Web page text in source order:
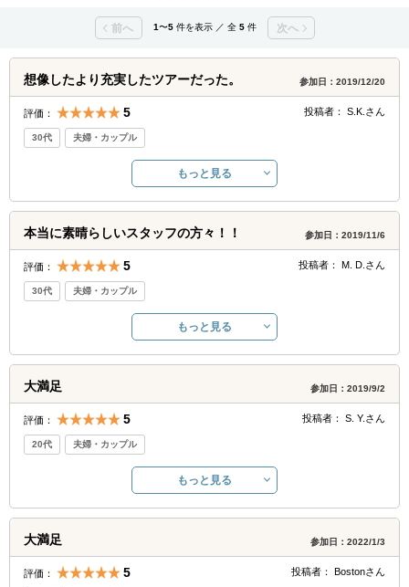
前へ 1〜5件を表示 ／ 全 5件 次へ
想像したより充実したツアーだった。 参加日：2019/12/20
評価： 5 投稿者： S.K. さん
30代 夫婦・カップル
もっと見る
本当に素晴らしいスタッフの方々！！ 参加日：2019/11/6
評価： 5 投稿者： M. D. さん
30代 夫婦・カップル
もっと見る
大満足 参加日：2019/9/2
評価： 5 投稿者： S. Y. さん
20代 夫婦・カップル
もっと見る
大満足 参加日：2022/1/3
評価： 5 投稿者： Bostonさん